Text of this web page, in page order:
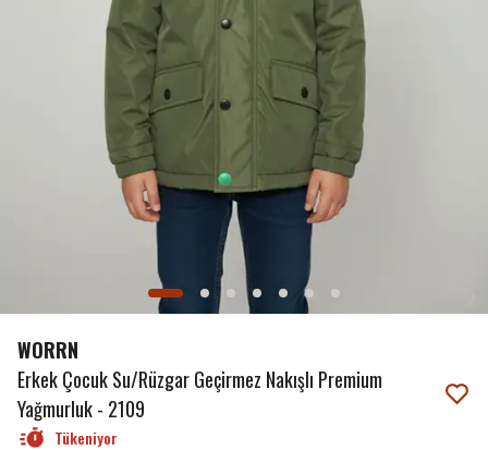
WORRN
Erkek Çocuk Su/Rüzgar Geçirmez Nakışlı Premium
Yağmurluk - 2109
Tükeniyor